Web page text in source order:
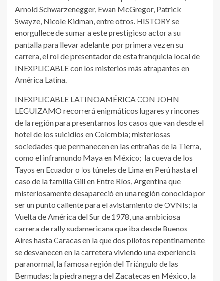
Arnold Schwarzenegger, Ewan McGregor, Patrick
Swayze, Nicole Kidman, entre otros. HISTORY se
enorgullece de sumar a este prestigioso actor a su
pantalla para llevar adelante, por primera vez en su
carrera, el rol de presentador de esta franquicia local de
INEXPLICABLE con los misterios más atrapantes en
América Latina.
INEXPLICABLE LATINOAMÉRICA CON JOHN
LEGUIZAMO recorrerá enigmáticos lugares y rincones
de la región para presentarnos los casos que van desde el
hotel de los suicidios en Colombia; misteriosas
sociedades que permanecen en las entrañas de la Tierra,
como el inframundo Maya en México; la cueva de los
Tayos en Ecuador o los túneles de Lima en Perú hasta el
caso de la familia Gill en Entre Ríos, Argentina que
misteriosamente desapareció en una región conocida por
ser un punto caliente para el avistamiento de OVNIs; la
Vuelta de América del Sur de 1978, una ambiciosa
carrera de rally sudamericana que iba desde Buenos
Aires hasta Caracas en la que dos pilotos repentinamente
se desvanecen en la carretera viviendo una experiencia
paranormal, la famosa región del Triángulo de las
Bermudas; la piedra negra del Zacatecas en México, la